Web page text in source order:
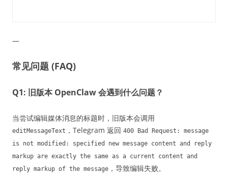
—
常见问题 (FAQ)
Q1: 旧版本 OpenClaw 会遇到什么问题？
当尝试编辑媒体消息的标题时，旧版本会调用
editMessageText ，Telegram 返回 400 Bad Request: message
is not modified: specified new message content and reply
markup are exactly the same as a current content and
reply markup of the message ，导致编辑失败。